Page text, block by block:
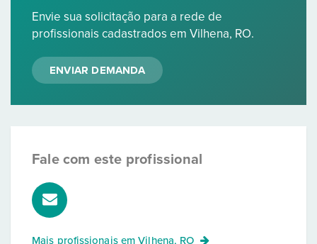
Envie sua solicitação para a rede de
profissionais cadastrados em Vilhena, RO.
ENVIAR DEMANDA
Fale com este profissional
Mais profissionais emVilhena, RO